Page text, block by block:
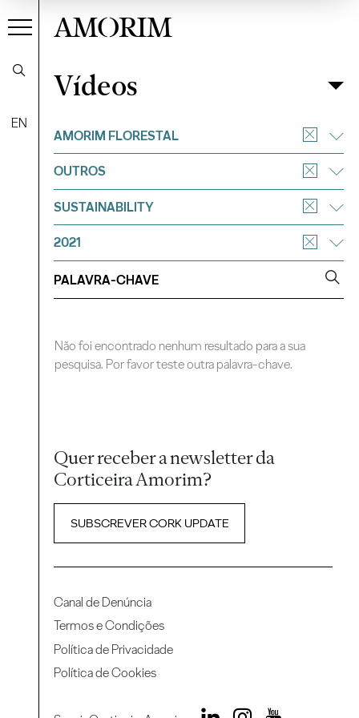
EN
AMORIM
VídeosFiltrar
Vídeos
AMORIM FLORESTAL
OUTROS
SUSTAINABILITY
2021
Não foi encontrado nenhum resultado para a sua
pesquisa. Por favor teste outra palavra-chave.
Quer receber a newsletter da
Corticeira Amorim?
SUBSCREVER CORK UPDATE
Canal de Denúncia
Termos e Condições
Política de Privacidade
Política de Cookies